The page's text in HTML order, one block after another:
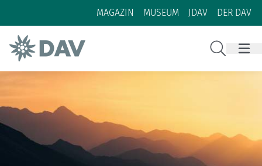
Zum Inhalt
Zur Footer-Navigation
MAGAZIN MUSEUM JDAV DER DAV